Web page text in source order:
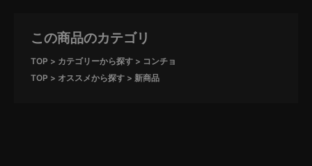
この商品のカテゴリ
TOP カテゴリーから探す
コンチョ
TOP
オススメから探す 新商品